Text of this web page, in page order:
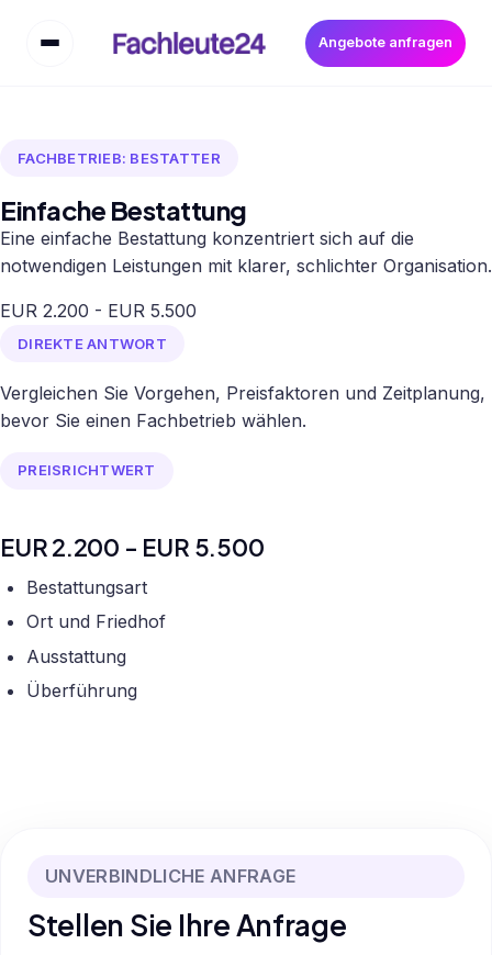
Angebote anfragen
FACHBETRIEB: BESTATTER
Einfache Bestattung
Eine einfache Bestattung konzentriert sich auf die
notwendigen Leistungen mit klarer, schlichter Organisation.
EUR 2.200 - EUR 5.500
DIREKTE ANTWORT
Vergleichen Sie Vorgehen, Preisfaktoren und Zeitplanung,
bevor Sie einen Fachbetrieb wählen.
PREISRICHTWERT
EUR 2.200 - EUR 5.500
Bestattungsart
Ort und Friedhof
Ausstattung
Überführung
UNVERBINDLICHE ANFRAGE
Stellen Sie Ihre Anfrage